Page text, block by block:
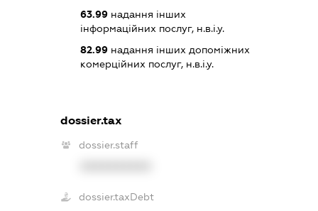
63.99 надання інших
інформаційних послуг, н.в.і.у.
82.99 надання інших допоміжних
комерційних послуг, н.в.і.у.
dossier.tax
dossier.staff
dossier.taxDebt